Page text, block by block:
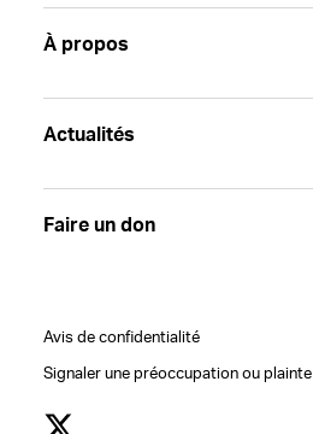
À propos
Actualités
Faire un don
Avis de confidentialité
Signaler une préoccupation ou plainte